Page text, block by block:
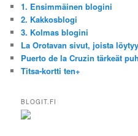
1. Ensimmäinen blogini
2. Kakkosblogi
3. Kolmas blogini
La Orotavan sivut, joista
Puerto de la Cruzin tärkeät
Titsa-kortti ten+
BLOGIT.FI